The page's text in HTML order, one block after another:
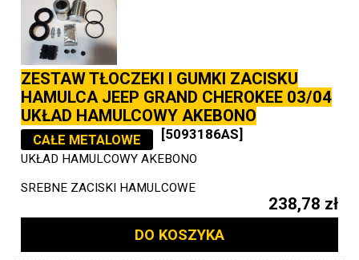
ZESTAW TŁOCZEKI I GUMKI ZACISKU
HAMULCA JEEP GRAND CHEROKEE 03/04
UKŁAD HAMULCOWY AKEBONO
CAŁE METALOWE [5093186AS]
UKŁAD HAMULCOWY AKEBONO
SREBNE ZACISKI HAMULCOWE
238,78 zł
DO KOSZYKA